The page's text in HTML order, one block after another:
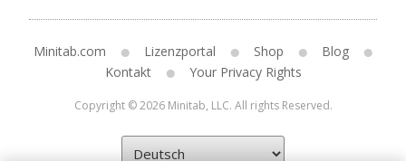
Minitab.com Lizenzportal Shop
Blog
Kontakt
Your Privacy Rights
Copyright © 2026 Minitab, LLC. All rights Reserved.